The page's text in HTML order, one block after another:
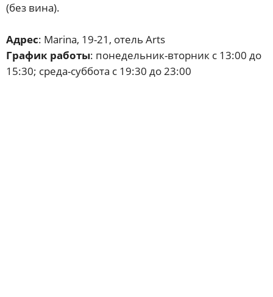
(без вина).
Адрес: Marina, 19-21, отель Arts
График работы: понедельник-вторник с 13:00 до
15:30; среда-суббота с 19:30 до 23:00